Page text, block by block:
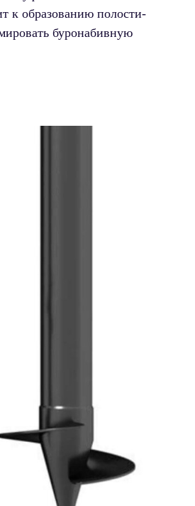
к образованию полости-
буронабивную